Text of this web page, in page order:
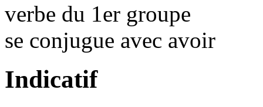
verbe du 1er groupe
se conjugue avec avoir
Indicatif